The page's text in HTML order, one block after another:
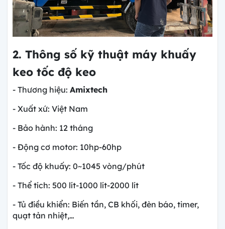
2. Thông số kỹ thuật máy khuấy
keo tốc độ keo
- Thương hiệu: Amixtech
- Xuất xứ: Việt Nam
- Bảo hành: 12 tháng
- Động cơ motor: 10hp-60hp
- Tốc độ khuấy: 0~1045 vòng/phút
- Thể tích: 500 lít-1000 lít-2000 lít
- Tủ điều khiển: Biến tần, CB khối, đèn báo, timer,
quạt tản nhiệt,…